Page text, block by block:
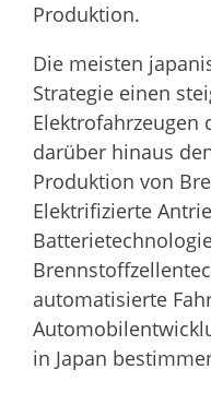
Produktion.
Die meisten
Strategie einen
Elektrofahrzeugen
darüber hinaus
Produktion von
Elektrifizierte
automatisierte
in Japan